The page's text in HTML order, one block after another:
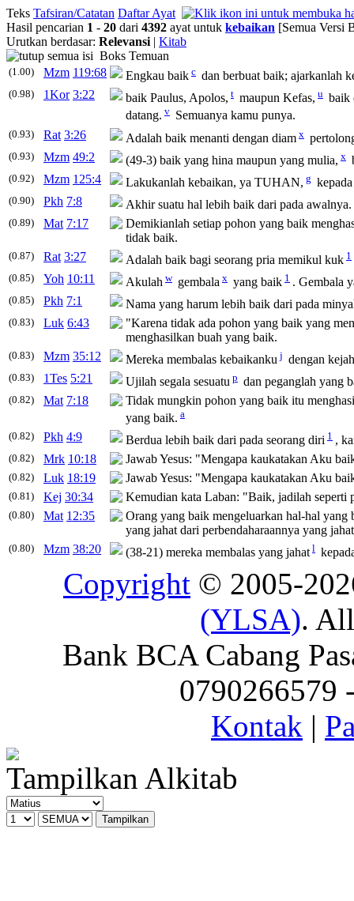
Teks Tafsiran/Catatan Daftar Ayat
Hasil pencarian 1 - 20 dari 4392 ayat untuk kebaikan [Semua Versi
Urutkan berdasar: Relevansi | Kitab
Boks Temuan
(1.00) Mzm 119:68 Engkau baik c dan berbuat baik; ajarkanlah
(0.98) 1Kor 3:22 baik Paulus, Apolos, t maupun Kefas, u baik
datang. v Semuanya kamu punya.
(0.93) Rat 3:26 Adalah baik menanti dengan diam x
(0.93) Mzm 49:2 (49-3) baik yang hina maupun yang mulia, x
(0.92) Mzm 125:4 Lakukanlah kebaikan, ya TUHAN, g
(0.90) Pkh 7:8 Akhir suatu hal lebih baik dari pada awalnya.
(0.89) Mat 7:17 Demikianlah setiap pohon yang baik
tidak baik.
(0.87) Rat 3:27 Adalah baik bagi seorang pria memikul kuk 1
(0.85)
Yoh 10:11 Akulah w gembala x yang baik 1 . Gembala
(0.85) Pkh 7:1 Nama yang harum lebih baik dari pada
(0.83) Luk 6:43 "Karena tidak ada pohon yang baik yang
menghasilkan buah yang baik.
(0.83) Mzm 35:12 Mereka membalas kebaikanku j dengan
(0.83) 1Tes 5:21 Ujilah segala sesuatu p dan peganglah yang
(0.82) Mat 7:18 Tidak mungkin pohon yang baik itu
yang baik. a
(0.82)
Pkh 4:9 Berdua lebih baik dari pada seorang diri 1 ,
(0.82) Mrk 10:18 Jawab Yesus: "Mengapa kaukatakan Aku
(0.82) Luk 18:19 Jawab Yesus: "Mengapa kaukatakan Aku
(0.81) Kej 30:34 Kemudian kata Laban: "Baik, jadilah seperti
(0.80) Mat 12:35 Orang yang baik mengeluarkan hal-hal yang
yang jahat dari perbendaharaannya yang
(0.80) Mzm 38:20 (38-21) mereka membalas yang jahat l
Copyright © 2005-
(YLSA).
Bank BCA Cabang
0790266579
Kontak |
Tampilkan Alkitab